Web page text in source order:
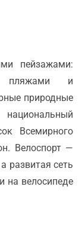
пейзажами:
пляжами и
природные
Всемирного
Велоспорт —
развитая сеть
на велосипеде